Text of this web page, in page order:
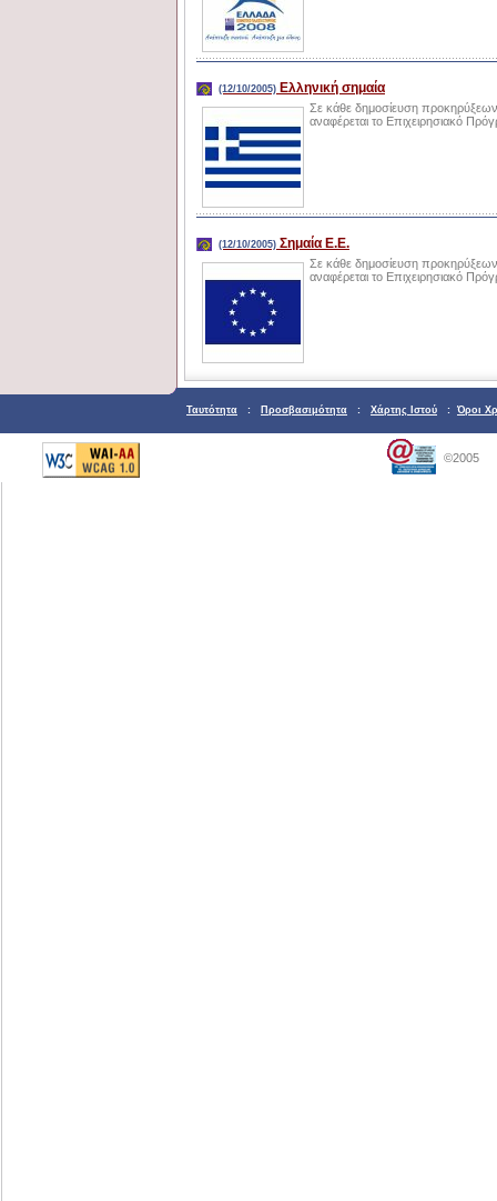
(12/10/2005) Ελληνική σημαία
Σε κάθε δημοσίευση
αναφέρεται το Επιχειρησιακό
(12/10/2005) Σημαία Ε.Ε.
Σε κάθε δημοσίευση
αναφέρεται το Επιχειρησιακό
Ταυτότητα : Προσβασιμότητα : Χάρτης Ιστού : Όροι
©2005